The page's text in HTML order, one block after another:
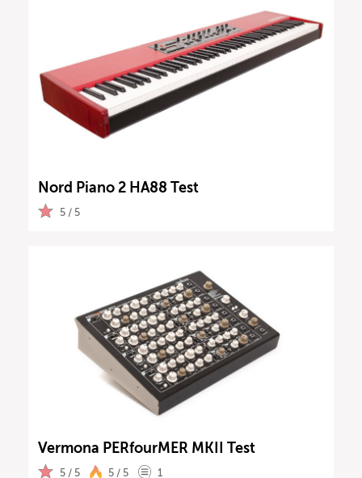
Nord Piano 2 HA88 Test
5 / 5
Vermona PERfourMER MKII Test
5 / 5 5 / 5 1